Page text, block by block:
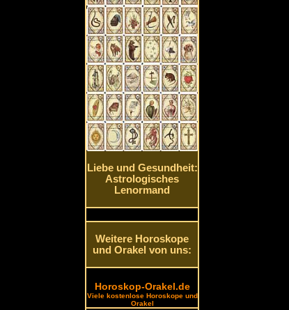
Liebe und Gesundheit:
Astrologisches
Lenormand
Weitere Horoskope
und Orakel von uns:
Horoskop-Orakel.de
Viele kostenlose Horoskope und
Orakel